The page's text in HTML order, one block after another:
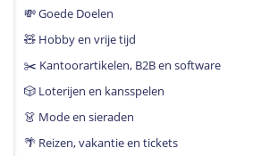
💸 Goede Doelen
🧸 Hobby en vrije tijd
✂️ Kantoorartikelen, B2B en software
🎲 Loterijen en kansspelen
👗 Mode en sieraden
🌴 Reizen, vakantie en tickets